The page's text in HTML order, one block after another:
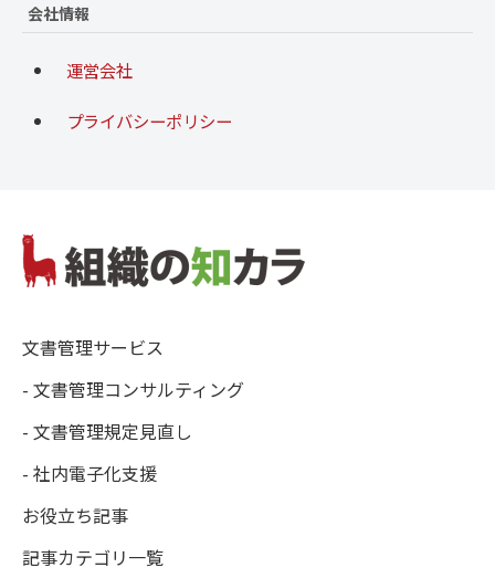
会社情報
運営会社
プライバシーポリシー
文書管理サービス
- 文書管理コンサルティング
- 文書管理規定見直し
- 社内電子化支援
お役立ち記事
記事カテゴリ一覧